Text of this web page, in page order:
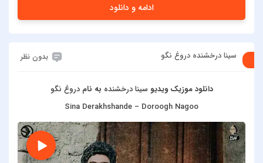
ادامه و دانلود
سینا درخشنده دروغ نگو بدون نظر
دانلود موزیک ویدیوسینا درخشندهبه نامدروغ نگو
Sina Derakhshande – Doroogh Nagoo